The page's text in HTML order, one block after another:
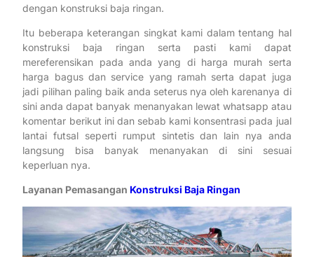
dengan konstruksi baja ringan.
Itu beberapa keterangan singkat kami dalam tentang hal
konstruksi baja ringan serta pasti kami dapat
mereferensikan pada anda yang di harga murah serta
harga bagus dan service yang ramah serta dapat juga
jadi pilihan paling baik anda seterus nya oleh karenanya di
sini anda dapat banyak menanyakan lewat whatsapp atau
komentar berikut ini dan sebab kami konsentrasi pada jual
lantai futsal seperti rumput sintetis dan lain nya anda
langsung bisa banyak menanyakan di sini sesuai
keperluan nya.
Layanan Pemasangan Konstruksi Baja Ringan